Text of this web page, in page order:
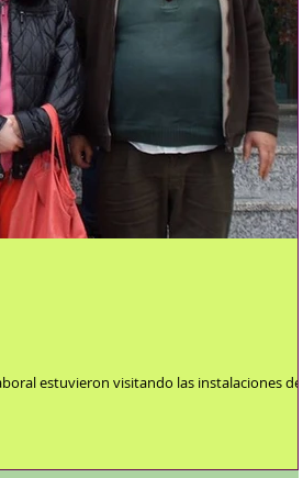
estuvieron visitando las instalaciones del